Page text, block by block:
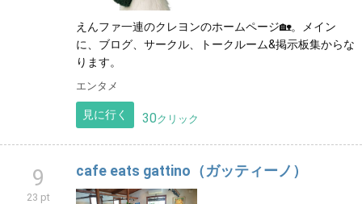
えんファ一連のクレヨンのホームページ🏡。メイン
に、ブログ、サークル、トークルーム&掲示板集からな
ります。
エンタメ
見に行く 30クリック
9
23 pt
cafe eats gattino（ガッティーノ）